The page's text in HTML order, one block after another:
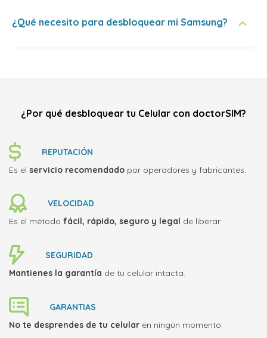
¿Qué necesito para desbloquear mi Samsung?
¿Por qué desbloquear tu Celular con doctorSIM?
REPUTACIÓN
Es el servicio recomendado por operadores y fabricantes.
VELOCIDAD
Es el método fácil, rápido, seguro y legal de liberar.
SEGURIDAD
Mantienes la garantía de tu celular intacta.
GARANTIAS
No te desprendes de tu celular en ningún momento.